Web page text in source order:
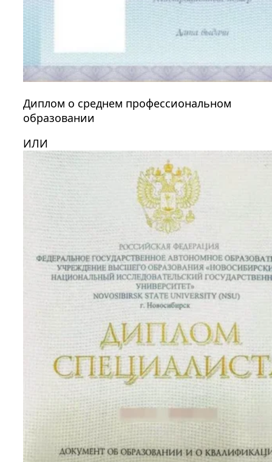
Диплом о среднем профессиональном
образовании
ИЛИ